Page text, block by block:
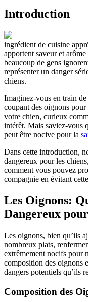
Introduction
ingrédient de cuisine
apportent saveur et
beaucoup de gens
représenter un danger
chiens.
Imaginez-vous en train
coupant des oignons
votre chien, curieux
intérêt. Mais saviez-vous
peut être nocive pour la
Dans cette introduction,
dangereux pour les
comment vous pouvez
compagnie en évitant
Les Oignons:
Dangereux
Les oignons, bien qu’ils
nombreux plats,
extrêmement nocifs pour
composition des oignons
dangers potentiels qu’ils
Composition des